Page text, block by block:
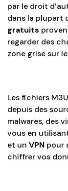
par le droit
dans la plupart
gratuits
regarder des
zone grise sur
Les fichiers
depuis des
malwares, des
vous en
et un VPN pour
chiffrer vos